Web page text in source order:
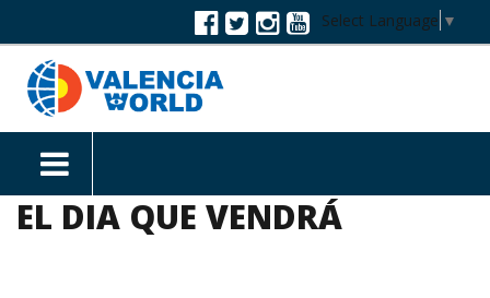
Select Language ▼
EL DIA QUE VENDRÁ